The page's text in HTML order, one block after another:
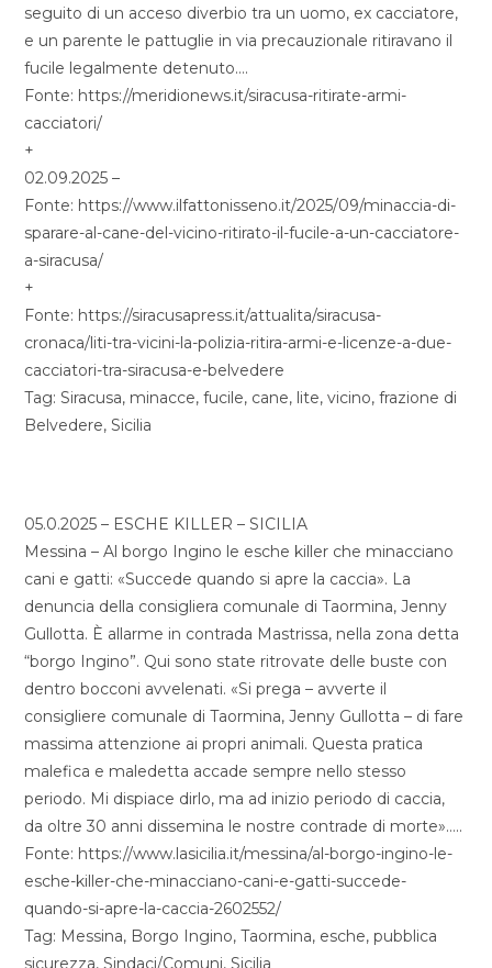
seguito di un acceso diverbio tra un uomo, ex cacciatore,
e un parente le pattuglie in via precauzionale ritiravano il
fucile legalmente detenuto….
Fonte: https://meridionews.it/siracusa-ritirate-armi-
cacciatori/
+
02.09.2025 –
Fonte: https://www.ilfattonisseno.it/2025/09/minaccia-di-
sparare-al-cane-del-vicino-ritirato-il-fucile-a-un-cacciatore-
a-siracusa/
+
Fonte: https://siracusapress.it/attualita/siracusa-
cronaca/liti-tra-vicini-la-polizia-ritira-armi-e-licenze-a-due-
cacciatori-tra-siracusa-e-belvedere
Tag: Siracusa, minacce, fucile, cane, lite, vicino, frazione di
Belvedere, Sicilia
05.0.2025 – ESCHE KILLER – SICILIA
Messina – Al borgo Ingino le esche killer che minacciano
cani e gatti: «Succede quando si apre la caccia». La
denuncia della consigliera comunale di Taormina, Jenny
Gullotta. È allarme in contrada Mastrissa, nella zona detta
“borgo Ingino”. Qui sono state ritrovate delle buste con
dentro bocconi avvelenati. «Si prega – avverte il
consigliere comunale di Taormina, Jenny Gullotta – di fare
massima attenzione ai propri animali. Questa pratica
malefica e maledetta accade sempre nello stesso
periodo. Mi dispiace dirlo, ma ad inizio periodo di caccia,
da oltre 30 anni dissemina le nostre contrade di morte»…..
Fonte: https://www.lasicilia.it/messina/al-borgo-ingino-le-
esche-killer-che-minacciano-cani-e-gatti-succede-
quando-si-apre-la-caccia-2602552/
Tag: Messina, Borgo Ingino, Taormina, esche, pubblica
sicurezza, Sindaci/Comuni, Sicilia